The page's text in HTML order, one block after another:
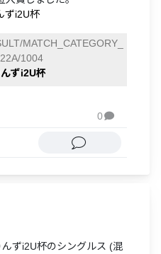
ずi2U杯
MATCH_CATEGORY_
1004
ずi2U杯
0
ずi2U杯のシングルス (混